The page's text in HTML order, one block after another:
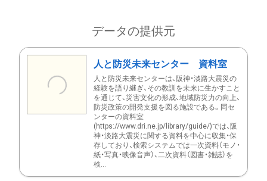
データの提供元
人と防災未来センター 資料室
人と防災未来センターは、阪神・淡路大震災の
経験を語り継ぎ、その教訓を未来に生かすこと
を通じて、災害文化の形成、地域防災力の向上、
防災政策の開発支援を図る施設である。同セ
ンターの資料室
(https://www.dri.ne.jp/library/guide/)では、阪
神・淡路大震災に関する資料を中心に収集・保
存しており、検索システムでは一次資料（モノ・
紙・写真・映像音声）、二次資料（図書・雑誌）を
検...